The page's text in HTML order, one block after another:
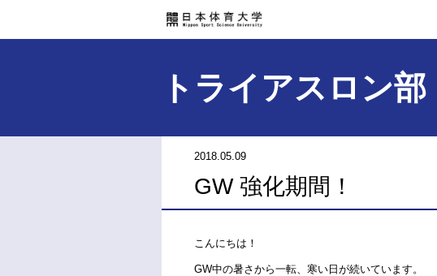
トライアスロン部
2018.05.09
GW 強化期間！
こんにちは！
GW中の暑さから一転、寒い日が続いています。